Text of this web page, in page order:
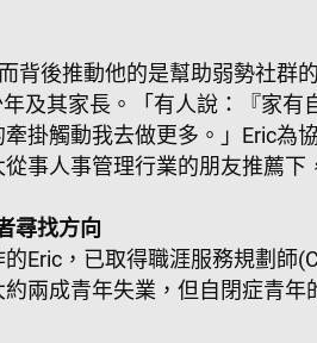
背後推動他的是幫助弱勢社群
及其家長。「有人說：『家
掛觸動我去做更多。」Eric為
事人事管理行業的朋友推薦​下
尋找方向
Eric，已取得職涯服務規劃師
兩成青年失業，但自閉症青